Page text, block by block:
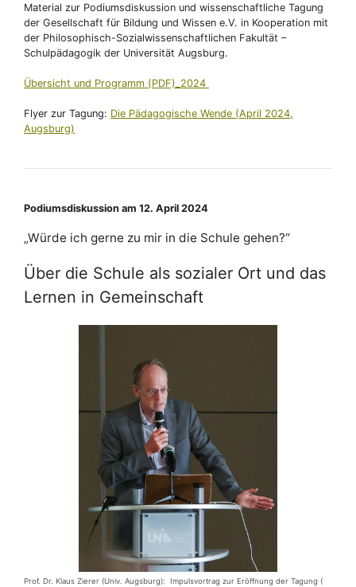
Material zur Podiumsdiskussion und wissenschaftliche Tagung
der Gesellschaft für Bildung und Wissen e.V. in Kooperation mit
der Philosophisch-Sozialwissenschaftlichen Fakultät –
Schulpädagogik der Universität Augsburg.
Übersicht und Programm (PDF)_2024
Flyer zur Tagung: Die Pädagogische Wende (April 2024,
Augsburg)
Podiumsdiskussion am 12. April 2024
„Würde ich gerne zu mir in die Schule gehen?“
Über die Schule als sozialer Ort und das
Lernen in Gemeinschaft
Prof. Dr. Klaus Zierer (Univ. Augsburg): Impulsvortrag zur Eröffnung der Tagung (